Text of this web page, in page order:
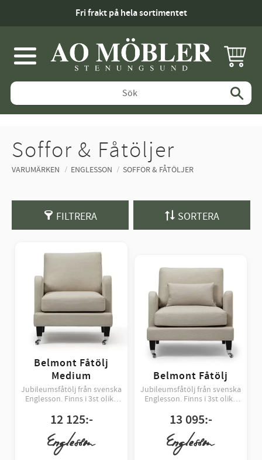
Fri frakt på hela sortimentet
Meny
Soffor & Fåtöljer
VARUMÄRKEN ENGLESSON SOFFOR & FÅTÖLJER
FILTRERA SORTERA
Belmont Fåtölj
Medium
Jubileumsfåtölj från svenska
Englesson. Finns i 3st olika
12 125:-
Belmont Fåtölj
Jubileumsfåtölj från svenska
Englesson. Finns i 3st olika
13 095:-